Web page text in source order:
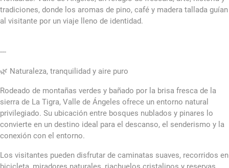
tradiciones, donde los aromas de pino, café y madera tallada guían
al visitante por un viaje lleno de identidad.
---
🌿 Naturaleza, tranquilidad y aire puro
Rodeado de montañas verdes y bañado por la brisa fresca de la
sierra de La Tigra, Valle de Ángeles ofrece un entorno natural
privilegiado. Su ubicación entre bosques nublados y pinares lo
convierte en un destino ideal para el descanso, el senderismo y la
conexión con el entorno.
Los visitantes pueden disfrutar de caminatas suaves, recorridos en